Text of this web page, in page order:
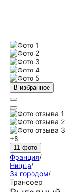
В избранное
+8
11 фото
Франция/
Ницца/
За городом/
Трансфер